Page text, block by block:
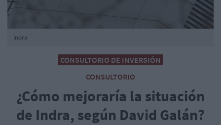
CONSULTORIO DE INVERSIÓN
CONSULTORIO
¿Cómo mejoraría la situación
de Indra, según David Galán?
Indra